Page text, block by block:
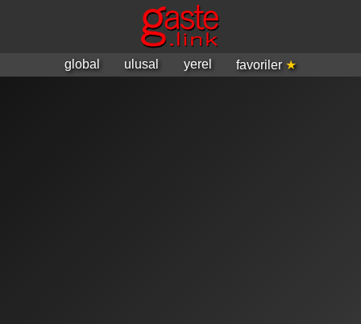
global ulusal yerel favoriler ★